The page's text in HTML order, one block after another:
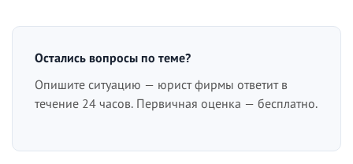
Остались вопросы по теме?
Опишите ситуацию — юрист фирмы ответит в
течение 24 часов. Первичная оценка — бесплатно.